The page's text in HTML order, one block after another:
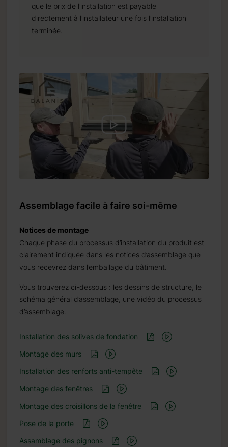
que le prix de l’installation est payable
directement à l’installateur une fois l’installation
terminée.
Assemblage facile à faire soi-même
Notices de montage
Chaque phase du processus d’installation du produit est
clairement indiquée dans les notices d’assemblage que
vous recevrez dans l’emballage du bâtiment.
Vous trouverez ci-dessous : les dessins de structure, le
schéma général d’assemblage, une vidéo du processus
d’assemblage.
Installation des solives de fondation
Montage des murs
Installation des renforts anti-tempête
Montage des fenêtres
Montage des croisillons de la fenêtre
Pose de la porte
Assamblage des pignons